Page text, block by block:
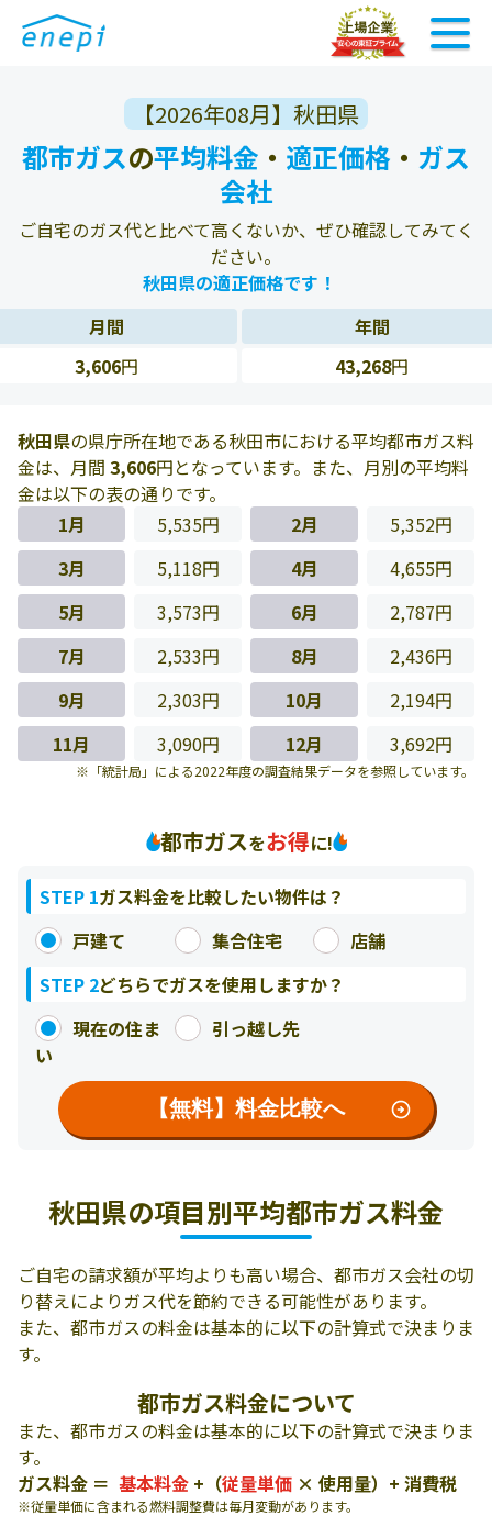
【2026年08月】秋田県
都市ガスの平均料金 ・ 適正価格 ・ ガス
会社
ご自宅のガス代と比べて高くないか、ぜひ確認してみてく
ださい。
秋田県の適正価格です！
月間
年間
3,606円 43,268円
秋田県の県庁所在地である秋田市における平均都市ガス料
金は、月間 3,606円となっています。また、月別の平均料
金は以下の表の通りです。
1月
5,535円 2月
5,352円
3月
5,118円 4月
4,655円
5月
3,573円 6月
2,787円
7月
2,533円 8月
2,436円
9月
2,303円 10月
2,194円
11月
3,090円 12月 3,692円
「統計局」による2022年度の調査結果データを参照しています。
都市ガスをお得に!
STEP 1ガス料金を比較したい物件は？
戸建て
集合住宅
店舗
STEP 2どちらでガスを使用しますか？
現在の住ま
い
引っ越し先
【無料】料金比較へ
秋田県の項目別平均都市ガス料金
ご自宅の請求額が平均よりも高い場合、都市ガス会社の切
り替えによりガス代を節約できる可能性があります。
また、都市ガスの料金は基本的に以下の計算式で決まりま
す。
都市ガス料金について
また、都市ガスの料金は基本的に以下の計算式で決まりま
す。
ガス料金 ＝ 基本料金 +（従量単価 × 使用量）+ 消費税
従量単価に含まれる燃料調整費は毎月変動があります。